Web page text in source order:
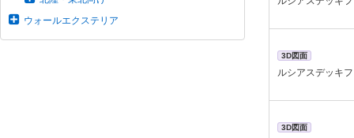
ウォールエクステリア
3D図面
ルシアスデッキ
3D図面